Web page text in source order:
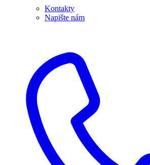
Kontakty
Napište nám